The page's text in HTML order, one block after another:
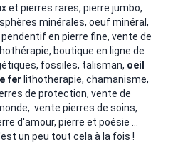
et pierres rares, pierre jumbo,
minérales, oeuf minéral,
en pierre fine, vente de
boutique en ligne de
fossiles, talisman, oeil
fer lithotherapie, chamanisme,
de protection, vente de
vente pierres de soins,
d'amour, pierre et poésie ...
un peu tout cela à la fois !